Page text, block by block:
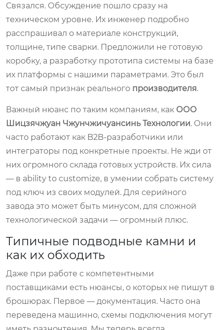
Связался. Обсуждение пошло сразу на
техническом уровне. Их инженер подробно
расспрашивал о материале конструкций,
толщине, типе сварки. Предложили не готовую
коробку, а разработку прототипа системы на базе
их платформы с нашими параметрами. Это был
тот самый признак реального производителя.
Важный нюанс по таким компаниям, как ООО
Шицзячжуан Чжунчжичуансинь Технологии. Они
часто работают как B2B-разработчики или
интеграторы под конкретные проекты. Не жди от
них огромного склада готовых устройств. Их сила
— в ability to customize, в умении собрать систему
под ключ из своих модулей. Для серийного
завода это может быть минусом, для сложной
технологической задачи — огромный плюс.
Типичные подводные камни и
как их обходить
Даже при работе с компетентными
поставщиками есть нюансы, о которых не пишут в
брошюрах. Первое — документация. Часто она
переведена машинно, схемы подключения могут